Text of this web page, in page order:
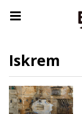
Iskrem